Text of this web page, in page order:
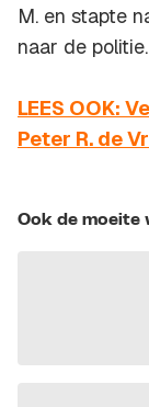
M. en stapte
naar de
LEES OOK:
Peter R. de
Ook de moeite